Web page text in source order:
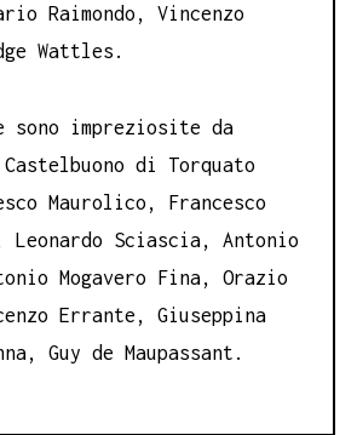
Raimondo, Vincenzo
Wattles.
sono impreziosite da
di Torquato
Maurolico, Francesco
Leonardo Sciascia, Antonio
Mogavero Fina, Orazio
Errante, Giuseppina
Guy de Maupassant.